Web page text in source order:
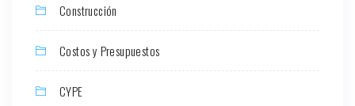
Construcción
Costos y Presupuestos
CYPE